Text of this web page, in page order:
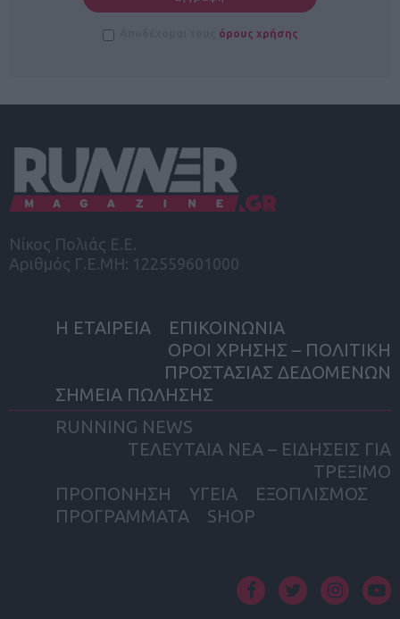
όρους χρήσης
Νίκος Πολιάς Ε.Ε.
Αριθμός Γ.Ε.ΜΗ: 122559601000
Η ΕΤΑΙΡΕΙΑ
ΕΠΙΚΟΙΝΩΝΙΑ
ΟΡΟΙ ΧΡΗΣΗΣ – ΠΟΛΙΤΙΚΗ
ΠΡΟΣΤΑΣΙΑΣ ΔΕΔΟΜΕΝΩΝ
ΣΗΜΕΙΑ ΠΩΛΗΣΗΣ
RUNNING NEWS
ΤΕΛΕΥΤΑΙΑ ΝΕΑ – ΕΙΔΗΣΕΙΣ ΓΙΑ
ΤΡΕΞΙΜΟ
ΠΡΟΠΟΝΗΣΗ
ΥΓΕΙΑ
ΕΞΟΠΛΙΣΜΟΣ
ΠΡΟΓΡΑΜΜΑΤΑ
SHOP